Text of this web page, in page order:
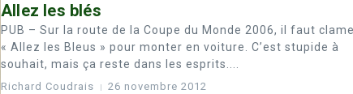
Allez les blés
PUB – Sur la route de la Coupe du Monde 2006, il faut
« Allez les Bleus » pour monter en voiture. C’est stupide à
souhait, mais ça reste dans les esprits....
Richard Coudrais 26 novembre 2012